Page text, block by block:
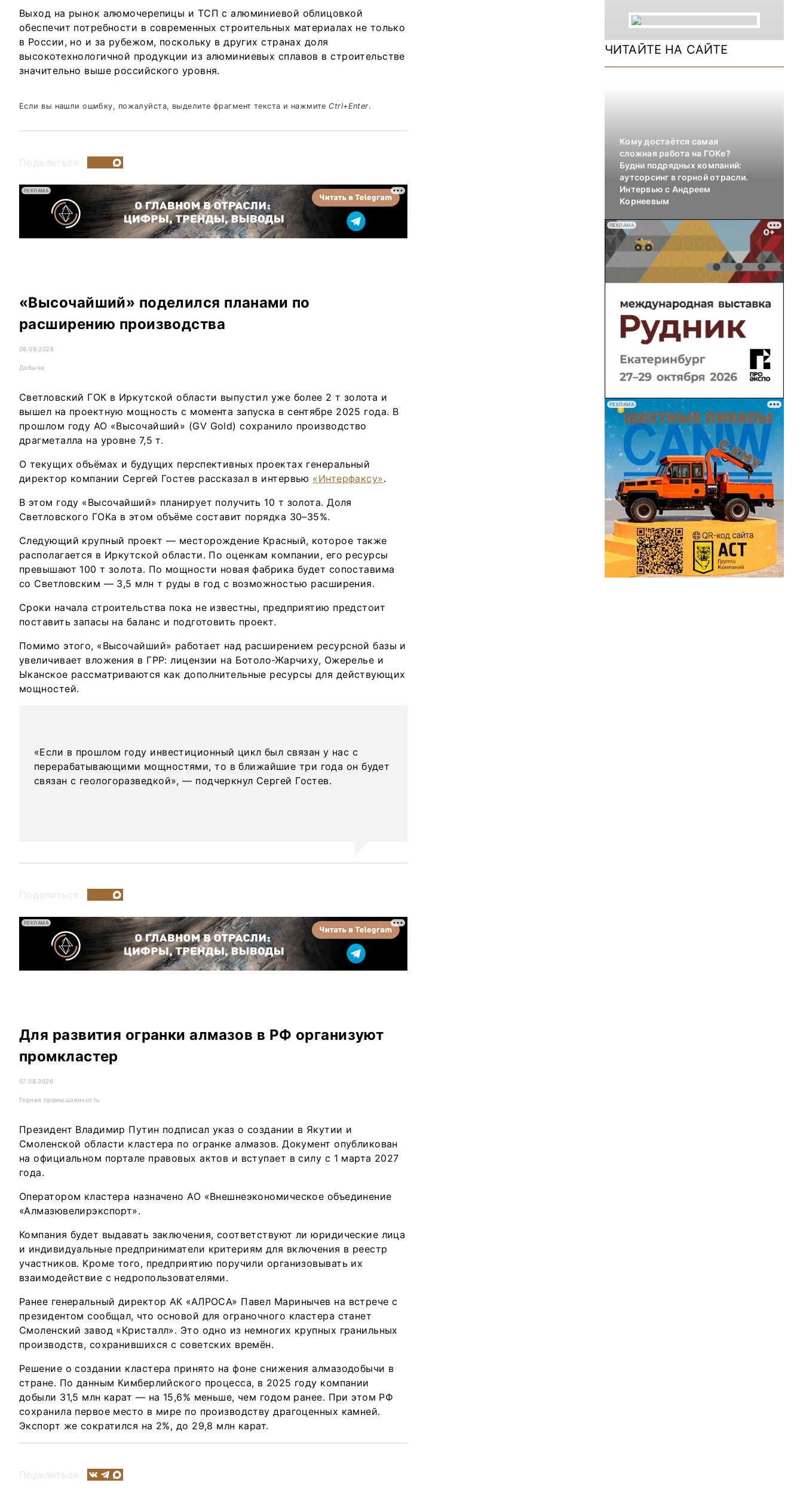
Выход на рынок алюмочерепицы и ТСП с алюминиевой облицовкой
обеспечит потребности в современных строительных материалах не только
в России, но и за рубежом, поскольку в других странах доля
высокотехнологичной продукции из алюминиевых сплавов в строительстве
значительно выше российского уровня.
Если вы нашли ошибку, пожалуйста, выделите фрагмент текста и нажмите Ctrl+Enter.
Поделиться:
РЕКЛАМА
«Высочайший» поделился планами по
расширению производства
08.08.2026
Добыча
Светловский ГОК в Иркутской области выпустил уже более 2 т золота и
вышел на проектную мощность с момента запуска в сентябре 2025 года. В
прошлом году АО «Высочайший» (GV Gold) сохранило производство
драгметалла на уровне 7,5 т.
О текущих объёмах и будущих перспективных проектах генеральный
директор компании Сергей Гостев рассказал в интервью «Интерфаксу».
В этом году «Высочайший» планирует получить 10 т золота. Доля
Светловского ГОКа в этом объёме составит порядка 30–35%.
Следующий крупный проект — месторождение Красный, которое также
располагается в Иркутской области. По оценкам компании, его ресурсы
превышают 100 т золота. По мощности новая фабрика будет сопоставима
со Светловским — 3,5 млн т руды в год с возможностью расширения.
Сроки начала строительства пока не известны, предприятию предстоит
поставить запасы на баланс и подготовить проект.
Помимо этого, «Высочайший» работает над расширением ресурсной базы и
увеличивает вложения в ГРР: лицензии на Ботоло-Жарчиху, Ожерелье и
Ыканское рассматриваются как дополнительные ресурсы для действующих
мощностей.
«Если в прошлом году инвестиционный цикл был связан у нас с
перерабатывающими мощностями, то в ближайшие три года он будет
связан с геологоразведкой», — подчеркнул Сергей Гостев.
Поделиться:
РЕКЛАМА
Для развития огранки алмазов в РФ организуют
промкластер
07.08.2026
Горная промышленность
Президент Владимир Путин подписал указ о создании в Якутии и
Смоленской области кластера по огранке алмазов. Документ опубликован
на официальном портале правовых актов и вступает в силу с 1 марта 2027
года.
Оператором кластера назначено АО «Внешнеэкономическое объединение
«Алмазювелирэкспорт».
Компания будет выдавать заключения, соответствуют ли юридические лица
и индивидуальные предприниматели критериям для включения в реестр
участников. Кроме того, предприятию поручили организовывать их
взаимодействие с недропользователями.
Ранее генеральный директор АК «АЛРОСА» Павел Маринычев на встрече с
президентом сообщал, что основой для ограночного кластера станет
Смоленский завод «Кристалл». Это одно из немногих крупных гранильных
производств, сохранившихся с советских времён.
Решение о создании кластера принято на фоне снижения алмазодобычи в
стране. По данным Кимберлийского процесса, в 2025 году компании
добыли 31,5 млн карат — на 15,6% меньше, чем годом ранее. При этом РФ
сохранила первое место в мире по производству драгоценных камней.
Экспорт же сократился на 2%, до 29,8 млн карат.
Поделиться:
ЧИТАЙТЕ НА САЙТЕ
Кому достаётся самая
сложная работа на ГОКе?
Будни подрядных компаний:
аутсорсинг в горной отрасли.
Интервью с Андреем
Корнеевым
РЕКЛАМА
РЕКЛАМА